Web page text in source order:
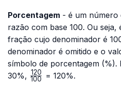
Porcentagem - é um número
razão com base 100. Ou seja,
fração cujo denominador é
denominador é omitido e o
símbolo de porcentagem (%).
30%, \frac{120}
100
120 = 120%.